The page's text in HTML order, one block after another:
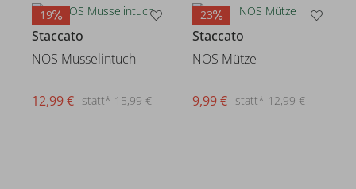
19
Staccato
NOS Musselintuch
statt* 15,99 €
12,99 €
23
Staccato
NOS Mütze
statt* 12,99 €
9,99 €